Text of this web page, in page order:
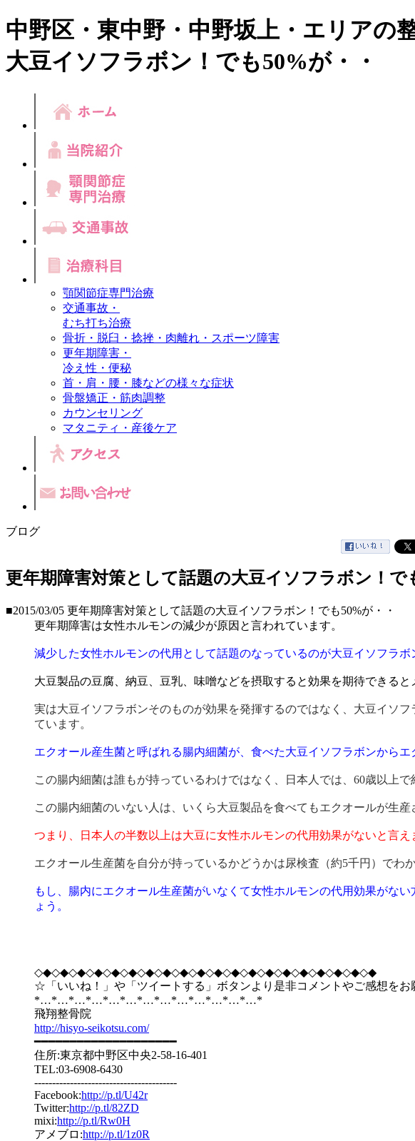
中野区・東中野・中野坂上・エリアの
大豆イソフラボン！でも50%が・・
顎関節症専門治療
交通事故・
むち打ち治療
骨折・脱臼・捻挫・肉離れ・スポーツ障害
更年期障害・
冷え性・便秘
首・肩・腰・膝などの様々な症状
骨盤矯正・筋肉調整
カウンセリング
マタニティ・産後ケア
ブログ
更年期障害対策として話題の大豆イソフラボン！で
■2015/03/05 更年期障害対策として話題の大豆イソフラボン！でも50%が・・
更年期障害は女性ホルモンの減少が原因と言われています。
減少した女性ホルモンの代用として話題のなっているのが大豆イソフラボ
大豆製品の豆腐、納豆、豆乳、味噌などを摂取すると効果を期待できると
実は大豆イソフラボンそのものが効果を発揮するのではなく、大豆イソ
ています。
エクオール産生菌と呼ばれる腸内細菌が、食べた大豆イソフラボンからエ
この腸内細菌は誰もが持っているわけではなく、日本人では、60歳以上
この腸内細菌のいない人は、いくら大豆製品を食べてもエクオールが生
つまり、日本人の半数以上は大豆に女性ホルモンの代用効果がないと言え
エクオール生産菌を自分が持っているかどうかは尿検査（約5千円）でわ
もし、腸内にエクオール生産菌がいなくて女性ホルモンの代用効果がな
ょう。
◇◆◇◆◇◆◇◆◇◆◇◆◇◆◇◆◇◆◇◆◇◆◇◆◇◆◇◆◇◆◇◆◇◆◇◆◇◆◇◆
☆「いいね！」や「ツイートする」ボタンより是非コメントやご感想を
*…*…*…*…*…*…*…*…*…*…*…*…*…*
飛翔整骨院
http://hisyo-seikotsu.com/
━━━━━━━━━━━━━━━━━━━━
住所:東京都中野区中央2-58-16-401
TEL:03-6908-6430
----------------------------------------
Facebook:http://p.tl/U42r
Twitter:http://p.tl/82ZD
mixi:http://p.tl/Rw0H
アメブロ:http://p.tl/1z0R